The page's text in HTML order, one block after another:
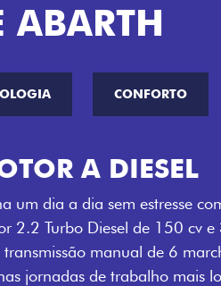
ABARTH
CONFORTO
A DIESEL
um dia a dia sem estresse
2.2 Turbo Diesel de 150 cv
transmissão manual de 6
jornadas de trabalho mais